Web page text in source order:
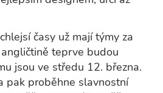
časy už mají týmy za
teprve budou
jsou ve středu 12. března.
pak proběhne slavnostní